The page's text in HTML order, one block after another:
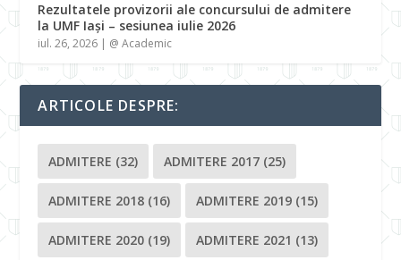
Rezultatele provizorii ale concursului de admitere
la UMF Iași – sesiunea iulie 2026
iul. 26, 2026 | @ Academic
ARTICOLE DESPRE:
ADMITERE (32) ADMITERE 2017 (25)
ADMITERE 2018 (16) ADMITERE 2019 (15)
ADMITERE 2020 (19) ADMITERE 2021 (13)